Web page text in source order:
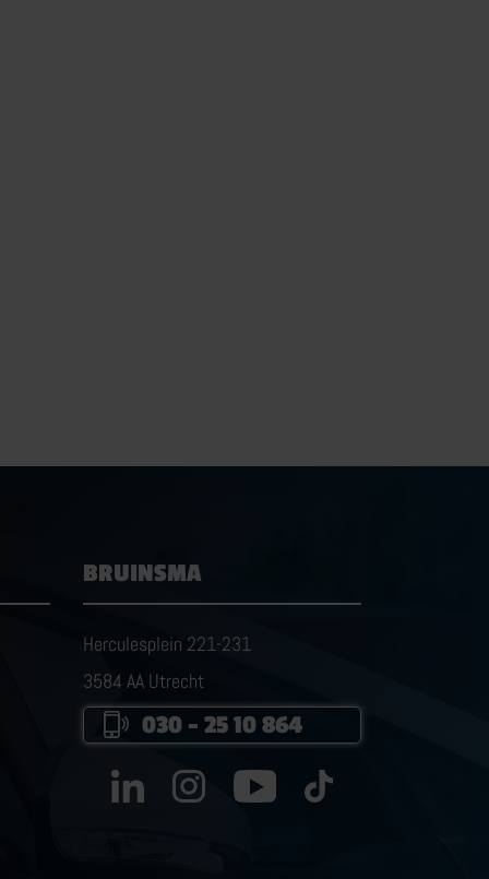
BRUINSMA
Herculesplein 221-231
3584 AA Utrecht
030 – 25 10 864